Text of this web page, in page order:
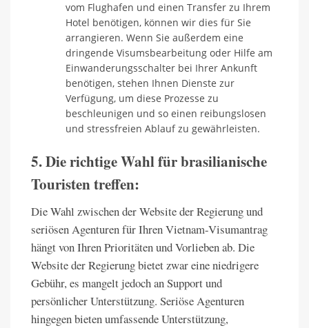
vom Flughafen und einen Transfer zu Ihrem
Hotel benötigen, können wir dies für Sie
arrangieren. Wenn Sie außerdem eine
dringende Visumsbearbeitung oder Hilfe am
Einwanderungsschalter bei Ihrer Ankunft
benötigen, stehen Ihnen Dienste zur
Verfügung, um diese Prozesse zu
beschleunigen und so einen reibungslosen
und stressfreien Ablauf zu gewährleisten.
5. Die richtige Wahl für brasilianische
Touristen treffen:
Die Wahl zwischen der Website der Regierung und
seriösen Agenturen für Ihren Vietnam-Visumantrag
hängt von Ihren Prioritäten und Vorlieben ab. Die
Website der Regierung bietet zwar eine niedrigere
Gebühr, es mangelt jedoch an Support und
persönlicher Unterstützung. Seriöse Agenturen
hingegen bieten umfassende Unterstützung,